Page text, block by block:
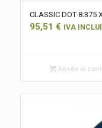
CLASSIC DOT 8.375
95,51 € IVA
Añadir al